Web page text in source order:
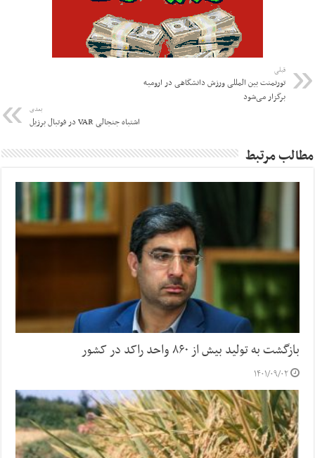
قبلی
تورنمنت بین المللی ورزش دانشگاهی در ارومیه
برگزار می‌شود
بعدی
اشتباه جنجالی VAR در فوتبال برزیل
مطالب مرتبط
بازگشت به تولید بیش از ۸۶۰ واحد راکد در کشور
۱۴۰۱/۰۹/۰۲